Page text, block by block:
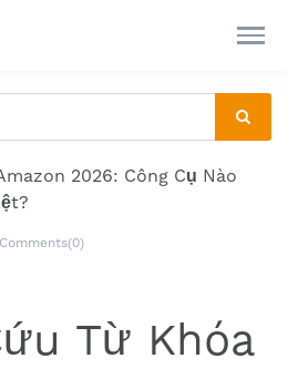
2026: Công Cụ Nào
Comments(0)
Từ Khóa